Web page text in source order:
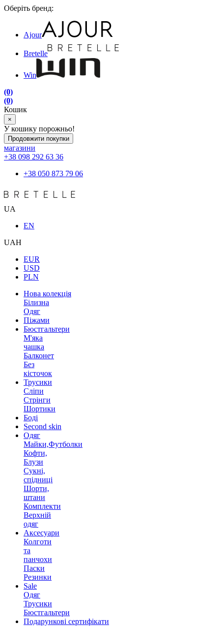
Оберіть бренд:
Ajour
Bretelle
Win
(0)
(0)
Кошик
×
У кошику порожньо!
Продовжити покупки
магазини
+38 098 292 63 36
+38 050 873 79 06
UA
EN
UAH
EUR
USD
PLN
Нова колекція
Білизна
Одяг
Піжами
Бюстгальтери
М'яка
чашка
Балконет
Без
кісточок
Трусики
Сліпи
Стрінги
Шортики
Боді
Second skin
Одяг
Майки,Футболки
Кофти,
Блузи
Сукні,
спідниці
Шорти,
штани
Комплекти
Верхній
одяг
Аксесуари
Колготи
та
панчохи
Паски
Резинки
Sale
Одяг
Трусики
Бюстгальтери
Подарункові сертифікати